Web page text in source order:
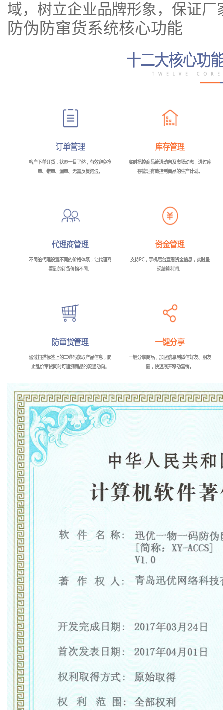
域，树立企业品牌形象，保证厂
防伪防窜货系统核心功能